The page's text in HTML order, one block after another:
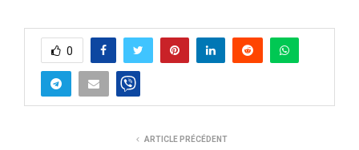
0
ARTICLE PRÉCÉDENT